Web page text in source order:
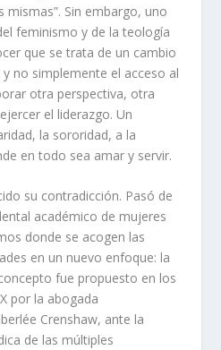
mismas”. Sin embargo, uno
feminismo y de la teología
que se trata de un cambio
no simplemente el acceso al
otra perspectiva, otra
el liderazgo. Un
la sororidad, a la
en todo sea amar y servir.
su contradicción. Pasó de
académico de mujeres
donde se acogen las
en un nuevo enfoque: la
fue propuesto en los
por la abogada
Crenshaw, ante la
de las múltiples